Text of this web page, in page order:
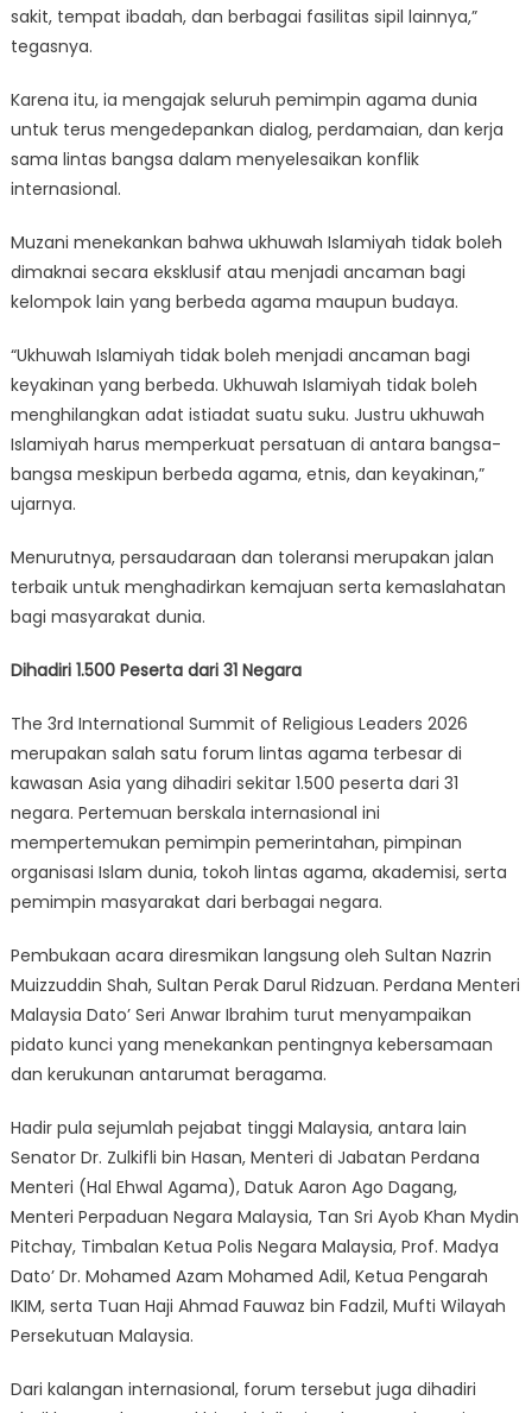
sakit, tempat ibadah, dan berbagai fasilitas sipil lainnya,”
tegasnya.
Karena itu, ia mengajak seluruh pemimpin agama dunia
untuk terus mengedepankan dialog, perdamaian, dan kerja
sama lintas bangsa dalam menyelesaikan konflik
internasional.
Muzani menekankan bahwa ukhuwah Islamiyah tidak boleh
dimaknai secara eksklusif atau menjadi ancaman bagi
kelompok lain yang berbeda agama maupun budaya.
“Ukhuwah Islamiyah tidak boleh menjadi ancaman bagi
keyakinan yang berbeda. Ukhuwah Islamiyah tidak boleh
menghilangkan adat istiadat suatu suku. Justru ukhuwah
Islamiyah harus memperkuat persatuan di antara bangsa-
bangsa meskipun berbeda agama, etnis, dan keyakinan,”
ujarnya.
Menurutnya, persaudaraan dan toleransi merupakan jalan
terbaik untuk menghadirkan kemajuan serta kemaslahatan
bagi masyarakat dunia.
Dihadiri 1.500 Peserta dari 31 Negara
The 3rd International Summit of Religious Leaders 2026
merupakan salah satu forum lintas agama terbesar di
kawasan Asia yang dihadiri sekitar 1.500 peserta dari 31
negara. Pertemuan berskala internasional ini
mempertemukan pemimpin pemerintahan, pimpinan
organisasi Islam dunia, tokoh lintas agama, akademisi, serta
pemimpin masyarakat dari berbagai negara.
Pembukaan acara diresmikan langsung oleh Sultan Nazrin
Muizzuddin Shah, Sultan Perak Darul Ridzuan. Perdana Menteri
Malaysia Dato’ Seri Anwar Ibrahim turut menyampaikan
pidato kunci yang menekankan pentingnya kebersamaan
dan kerukunan antarumat beragama.
Hadir pula sejumlah pejabat tinggi Malaysia, antara lain
Senator Dr. Zulkifli bin Hasan, Menteri di Jabatan Perdana
Menteri (Hal Ehwal Agama), Datuk Aaron Ago Dagang,
Menteri Perpaduan Negara Malaysia, Tan Sri Ayob Khan Mydin
Pitchay, Timbalan Ketua Polis Negara Malaysia, Prof. Madya
Dato’ Dr. Mohamed Azam Mohamed Adil, Ketua Pengarah
IKIM, serta Tuan Haji Ahmad Fauwaz bin Fadzil, Mufti Wilayah
Persekutuan Malaysia.
Dari kalangan internasional, forum tersebut juga dihadiri